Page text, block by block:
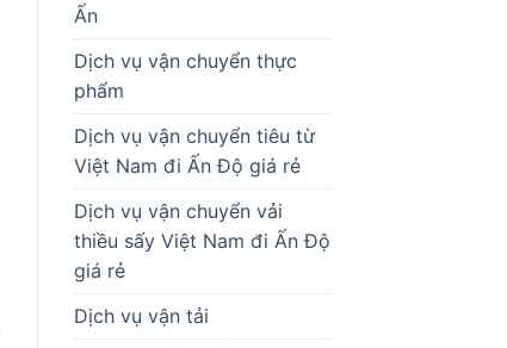
Ấn
Dịch vụ vận chuyển thực
phẩm
Dịch vụ vận chuyển tiêu từ
Việt Nam đi Ấn Độ giá rẻ
Dịch vụ vận chuyển vải
thiều sấy Việt Nam đi Ấn Độ
giá rẻ
Dịch vụ vận tải